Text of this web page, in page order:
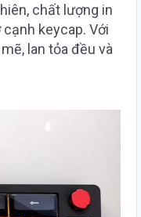
chất lượng in
keycap. Với
lan tỏa đều và